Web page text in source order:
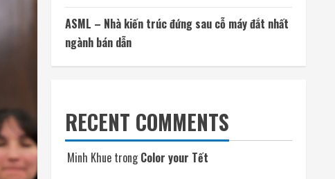
ASML – Nhà kiến trúc đứng sau cỗ máy đắt nhất
ngành bán dẫn
RECENT COMMENTS
Minh Khue trongColor your Tết